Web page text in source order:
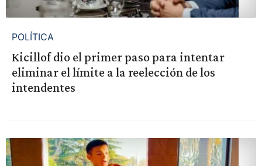
POLÍTICA
Kicillof dio el primer paso para intentar
eliminar el límite a la reelección de los
intendentes